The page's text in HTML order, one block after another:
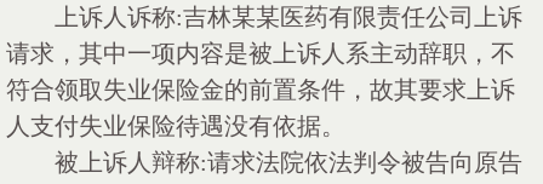
上诉人诉称:吉林某某医药有限责任公司上诉
请求，其中一项内容是被上诉人系主动辞职，不
符合领取失业保险金的前置条件，故其要求上诉
人支付失业保险待遇没有依据。
被上诉人辩称:请求法院依法判令被告向原告